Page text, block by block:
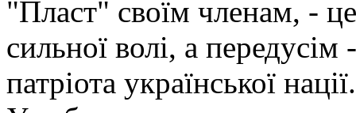
"Пласт" своїм членам, -
сильної волі, а
патріота української нації.